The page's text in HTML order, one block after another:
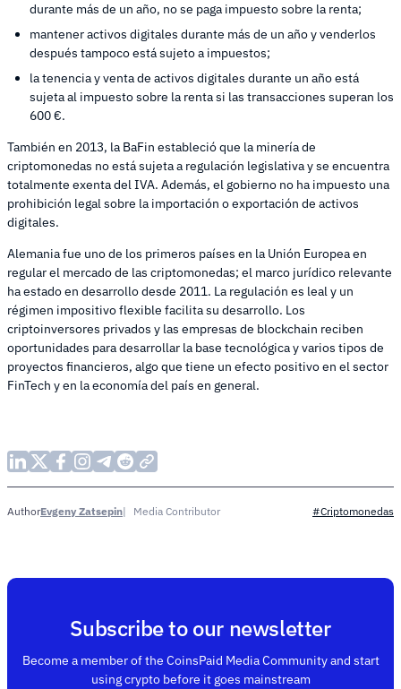
durante más de un año, no se paga impuesto sobre la renta;
mantener activos digitales durante más de un año y venderlos
después tampoco está sujeto a impuestos;
la tenencia y venta de activos digitales durante un año está
sujeta al impuesto sobre la renta si las transacciones superan los
600 €.
También en 2013, la BaFin estableció que la minería de
criptomonedas no está sujeta a regulación legislativa y se encuentra
totalmente exenta del IVA. Además, el gobierno no ha impuesto una
prohibición legal sobre la importación o exportación de activos
digitales.
Alemania fue uno de los primeros países en la Unión Europea en
regular el mercado de las criptomonedas; el marco jurídico relevante
ha estado en desarrollo desde 2011. La regulación es leal y un
régimen impositivo flexible facilita su desarrollo. Los
criptoinversores privados y las empresas de blockchain reciben
oportunidades para desarrollar la base tecnológica y varios tipos de
proyectos financieros, algo que tiene un efecto positivo en el sector
FinTech y en la economía del país en general.
AuthorEvgeny Zatsepin Media Contributor #Criptomonedas
Subscribe to our newsletter
Become a member of the CoinsPaid Media Community and start
using crypto before it goes mainstream